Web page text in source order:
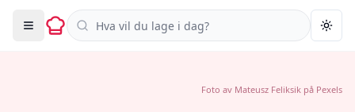
Søk i oppskrifter
Foto av Mateusz Feliksik på Pexels